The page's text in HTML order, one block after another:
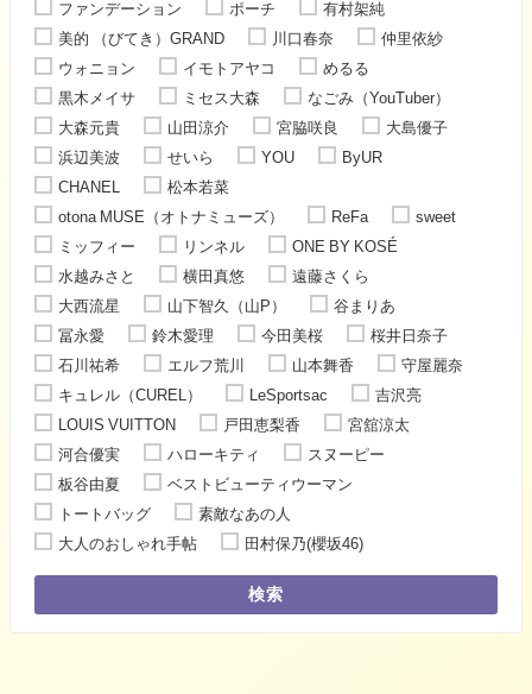
ファンデーション
ポーチ
有村架純
美的 （びてき）GRAND
川口春奈
仲里依紗
ウォニョン
イモトアヤコ
めるる
黒木メイサ
ミセス大森
なごみ（YouTuber）
大森元貴
山田涼介 宮脇咲良
大島優子
浜辺美波
せいら YOU
ByUR
CHANEL
松本若菜
otona MUSE（オトナミューズ）
ReFa
sweet
ミッフィー
リンネル
ONE BY KOSÉ
水越みさと
横田真悠
遠藤さくら
大西流星
山下智久（山P）
谷まりあ
冨永愛
鈴木愛理 今田美桜
桜井日奈子
石川祐希
エルフ荒川 山本舞香
守屋麗奈
キュレル（CUREL）
LeSportsac
吉沢亮
LOUIS VUITTON
戸田恵梨香
宮舘涼太
河合優実
ハローキティ
スヌーピー
板谷由夏
ベストビューティウーマン
トートバッグ
素敵なあの人
大人のおしゃれ手帖
田村保乃(櫻坂46)
検索